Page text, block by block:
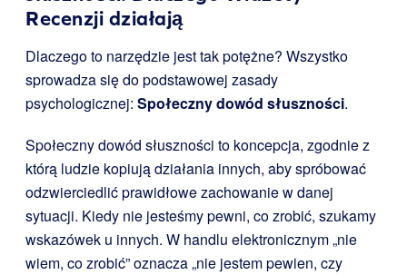
Recenzji działają
Dlaczego to narzędzie jest tak potężne? Wszystko
sprowadza się do podstawowej zasady
psychologicznej: Społeczny dowód słuszności.
Społeczny dowód słuszności to koncepcja, zgodnie z
którą ludzie kopiują działania innych, aby spróbować
odzwierciedlić prawidłowe zachowanie w danej
sytuacji. Kiedy nie jesteśmy pewni, co zrobić, szukamy
wskazówek u innych. W handlu elektronicznym „nie
wiem, co zrobić” oznacza „nie jestem pewien, czy